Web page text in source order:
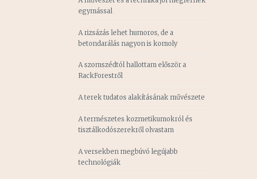
egymással
A rizsázás lehet humoros, de a
betondarálás nagyon is komoly
A szomszédtól hallottam először a
RackForestről
A terek tudatos alakításának művészete
A természetes kozmetikumokról és
tisztálkodószerekről olvastam
A versekben megbúvó legújabb
technológiák